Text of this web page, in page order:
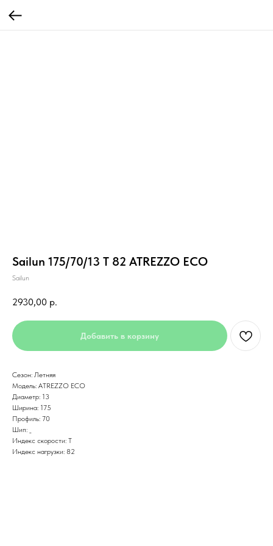
Sailun 175/70/13 T 82 ATREZZO ECO
Sailun
2930,00 р.
Добавить в корзину
Сезон: Летняя
Модель: ATREZZO ECO
Диаметр: 13
Ширина: 175
Профиль: 70
Шип: _
Индекс скорости: T
Индекс нагрузки: 82